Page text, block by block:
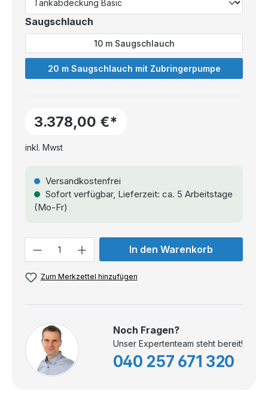
Saugschlauch
10 m Saugschlauch
20 m Saugschlauch mit Zubringerpumpe
3.378,00 €*
inkl. Mwst
Versandkostenfrei
Sofort verfügbar, Lieferzeit: ca. 5 Arbeitstage
(Mo-Fr)
In den Warenkorb
Zum Merkzettel hinzufügen
Noch Fragen?
Unser Expertenteam steht bereit!
040 257 671 320